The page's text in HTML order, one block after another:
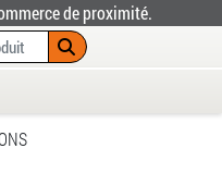
de proximité.